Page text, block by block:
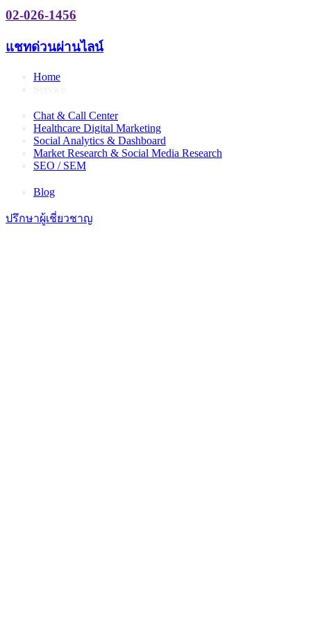
02-026-1456
แชทด่วนผ่านไลน์
Home
Chat & Call Center
Healthcare Digital Marketing
Social Analytics & Dashboard
Market Research & Social Media Research
SEO / SEM
Blog
ปรึกษาผู้เชี่ยวชาญ